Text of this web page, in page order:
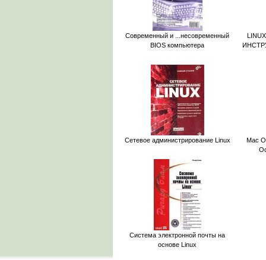
Современный и ...несовременный
BIOS компьютера
Сетевое администрирование Linux
Mac
Система электронной почты на
основе Linux